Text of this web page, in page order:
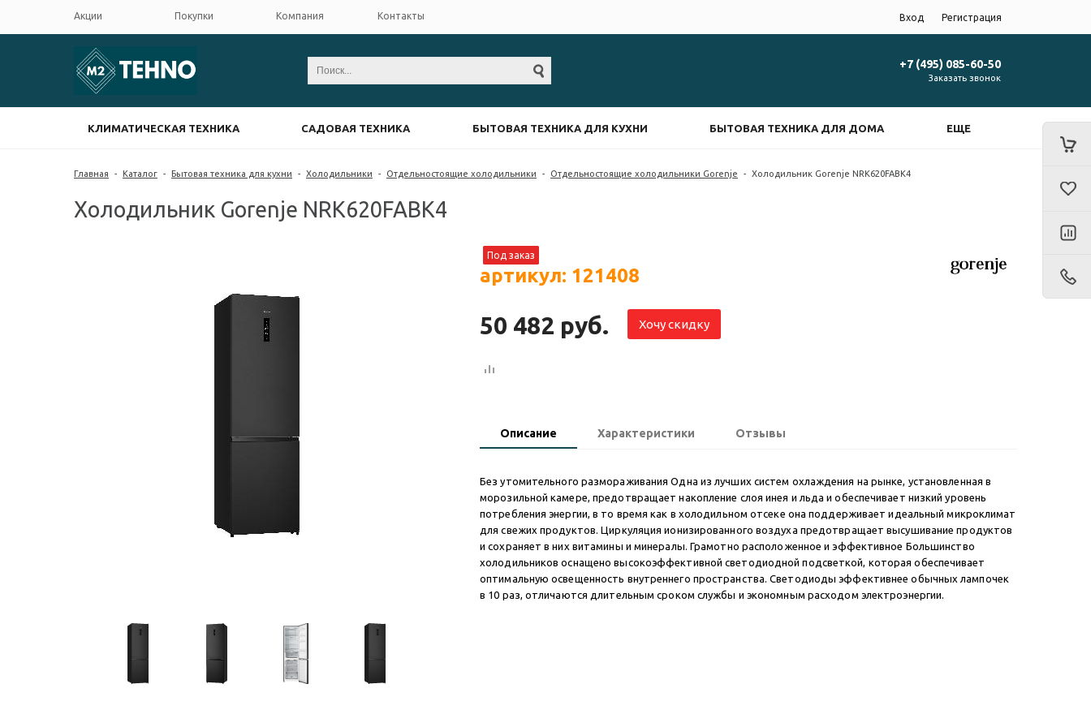
Вход Регистрация
Акции Покупки Компания Контакты
+7 (495) 085-60-50
Заказать звонок
КЛИМАТИЧЕСКАЯ ТЕХНИКА САДОВАЯ ТЕХНИКА БЫТОВАЯ ТЕХНИКА ДЛЯ КУХНИ БЫТОВАЯ ТЕХНИКА ДЛЯ ДОМА ЕЩЕ
Главная - Каталог - Бытовая техника для кухни - Холодильники - Отдельностоящие холодильники - Отдельностоящие холодильники Gorenje - Холодильник Gorenje NRK620FABK4
Холодильник Gorenje NRK620FABK4
Под заказ
артикул: 121408
50 482 руб. Хочу скидку
Описание Характеристики Отзывы
Без утомительного размораживания Одна из лучших систем охлаждения на рынке, установленная в
морозильной камере, предотвращает накопление слоя инея и льда и обеспечивает низкий уровень
потребления энергии, в то время как в холодильном отсеке она поддерживает идеальный микроклимат
для свежих продуктов. Циркуляция ионизированного воздуха предотвращает высушивание продуктов
и сохраняет в них витамины и минералы. Грамотно расположенное и эффективное Большинство
холодильников оснащено высокоэффективной светодиодной подсветкой, которая обеспечивает
оптимальную освещенность внутреннего пространства. Светодиоды эффективнее обычных лампочек
в 10 раз, отличаются длительным сроком службы и экономным расходом электроэнергии.